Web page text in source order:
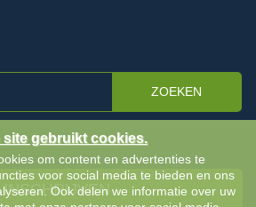
ZOEKEN
INSCHRIJVEN
site gebruikt cookies.
om content en advertenties te
voor social media te bieden en ons
Ook delen we informatie over uw